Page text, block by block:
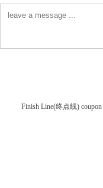
Finish Line(终点线) coupon